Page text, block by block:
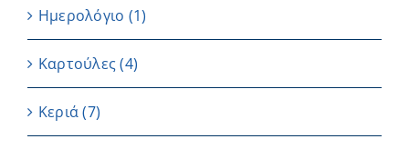
Ημερολόγιο (1)
Καρτούλες (4)
Κεριά (7)